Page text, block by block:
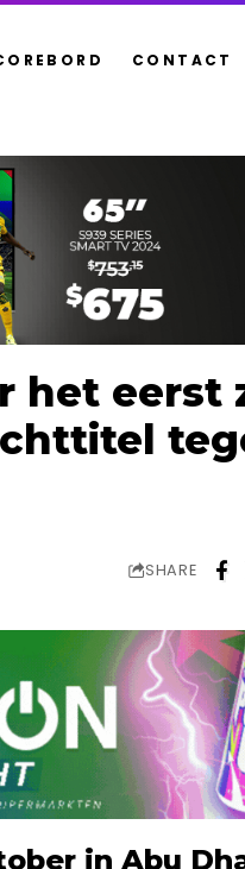
CONTACT
het eerst
SHARE
in Abu